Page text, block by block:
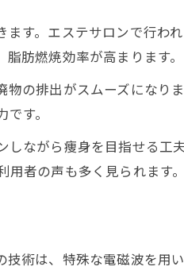
す。エステサロンで行われ
肪燃焼効率が高まります。
の排出がスムーズになり
す。
ながら痩身を目指せる工
者の声も多く見られます。
術は、特殊な電磁波を用